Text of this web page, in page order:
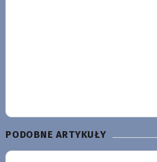
PODOBNE ARTYKUŁY